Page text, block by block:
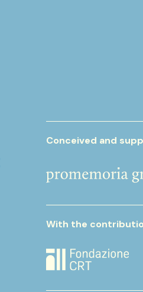
Conceived and
With the